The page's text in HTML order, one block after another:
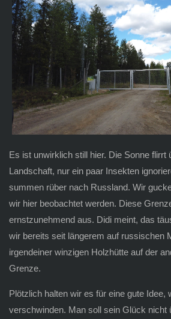
Es ist unwirklich still hier. Die Sonne flirrt
Landschaft, nur ein paar Insekten
summen rüber nach Russland. Wir
wir hier beobachtet werden. Diese
ernstzunehmend aus. Didi meint, das
wir bereits seit längerem auf russischen
irgendeiner winzigen Holzhütte auf der
Grenze.
Plötzlich halten wir es für eine gute Idee,
verschwinden. Man soll sein Glück nicht